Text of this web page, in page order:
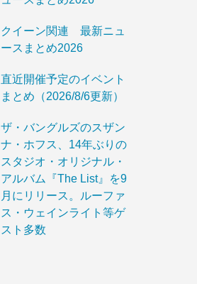
クイーン関連 最新ニュ
ースまとめ2026
直近開催予定のイベント
まとめ（2026/8/6更新）
ザ・バングルズのスザン
ナ・ホフス、14年ぶりの
スタジオ・オリジナル・
アルバム『The List』を9
月にリリース。ルーファ
ス・ウェインライト等ゲ
スト多数